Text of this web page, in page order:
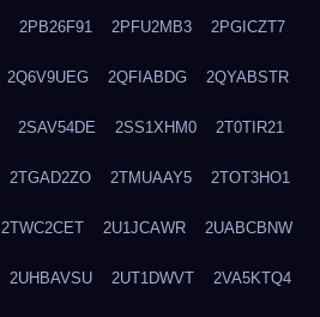
2PB26F91 2PFU2MB3 2PGICZT7
2Q6V9UEG 2QFIABDG 2QYABSTR
2SAV54DE 2SS1XHM0 2T0TIR21
2TGAD2ZO 2TMUAAY5 2TOT3HO1
2TWC2CET 2U1JCAWR 2UABCBNW
2UHBAVSU 2UT1DWVT 2VA5KTQ4